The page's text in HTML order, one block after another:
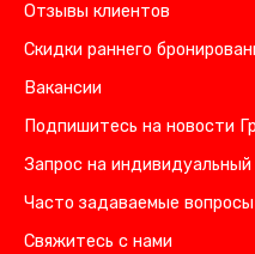
Отзывы клиентов
Скидки раннего
Вакансии
Подпишитесь на новости
Запрос на индивидуальный
Часто задаваемые вопросы
Свяжитесь с нами